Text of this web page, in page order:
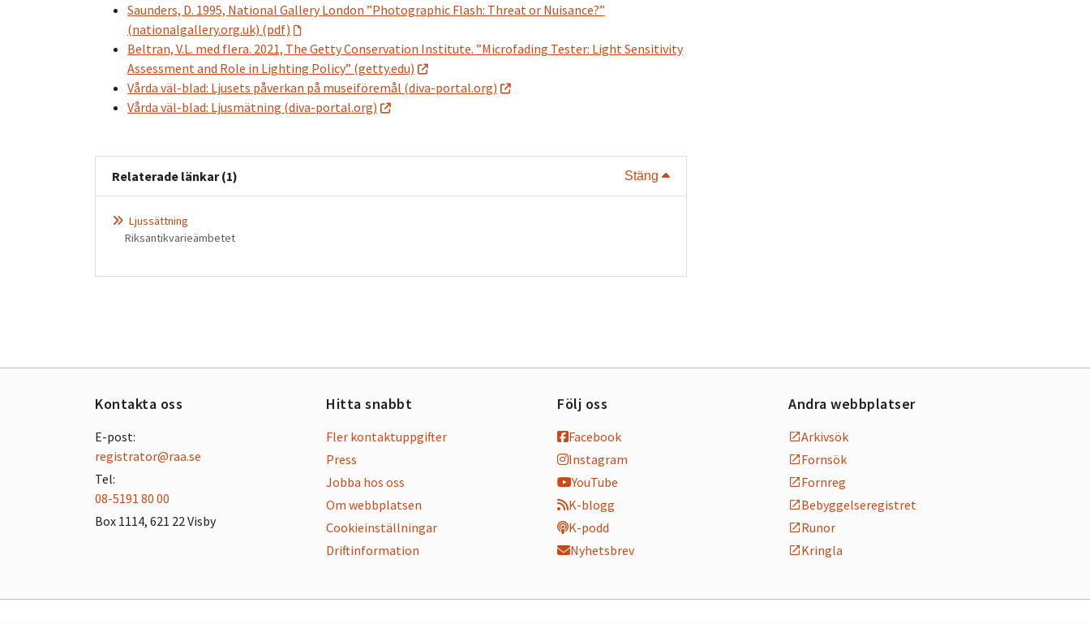
Saunders, D. 1995, National Gallery London ”Photographic Flash: Threat or Nuisance?”
(nationalgallery.org.uk) (pdf)
Beltran, V.L. med flera. 2021, The Getty Conservation Institute. ”Microfading Tester: Light Sensitivity
Assessment and Role in Lighting Policy” (getty.edu)
Vårda väl-blad: Ljusets påverkan på museiföremål (diva-portal.org)
Vårda väl-blad: Ljusmätning (diva-portal.org)
Relaterade länkar (1) Stäng Visa eller stäng
Ljussättning
Riksantikvarieämbetet
Kontakta oss
E-post:
registrator@raa.se
Tel:
08-5191 80 00
Box 1114, 621 22 Visby
Hitta snabbt
Fler kontaktuppgifter
Press
Jobba hos oss
Om webbplatsen
Cookieinställningar
Driftinformation
Följ oss
Facebook
Instagram
YouTube
K-blogg
K-podd
Nyhetsbrev
Andra webbplatser
Arkivsök
Fornsök
Fornreg
Bebyggelseregistret
Runor
Kringla